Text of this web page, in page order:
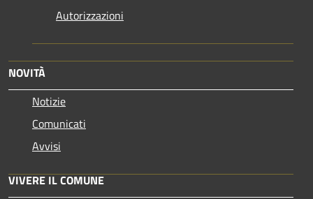
Autorizzazioni
NOVITÀ
Notizie
Comunicati
Avvisi
VIVERE IL COMUNE